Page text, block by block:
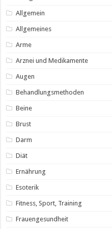
Allgemein
Allgemeines
Arme
Arznei und Medikamente
Augen
Behandlungsmethoden
Beine
Brust
Darm
Diät
Ernährung
Esoterik
Fitness, Sport, Training
Frauengesundheit